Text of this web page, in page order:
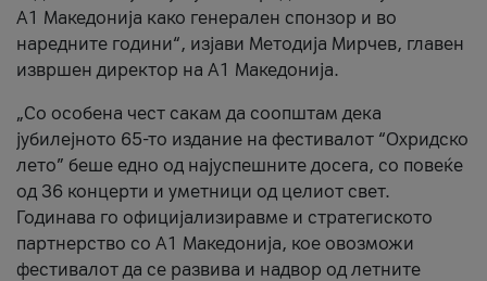
A1 Македонија како генерален спонзор и во
наредните години“, изјави Методија Мирчев, главен
извршен директор на A1 Македонија.
„Со особена чест сакам да соопштам дека
јубилејното 65-то издание на фестивалот “Охридско
лето” беше едно од најуспешните досега, со повеќе
од 36 концерти и уметници од целиот свет.
Годинава го официјализиравме и стратегиското
партнерство со А1 Македонија, кое овозможи
фестивалот да се развива и надвор од летните